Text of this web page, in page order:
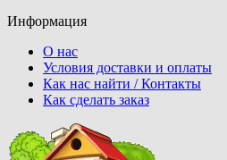
Информация
О нас
Условия доставки и оплаты
Как нас найти / Контакты
Как сделать заказ